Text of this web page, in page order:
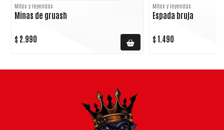
Mitos y leyendas
Minas de gruash
$ 2.990
Mitos y leyendas
Espada bruja
$ 1.490